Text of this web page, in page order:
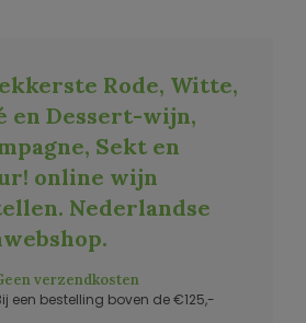
Rode, Witte,
en Dessert-wijn,
Sekt en
online wijn
Nederlandse
.
verzendkosten
een bestelling boven de €125,-